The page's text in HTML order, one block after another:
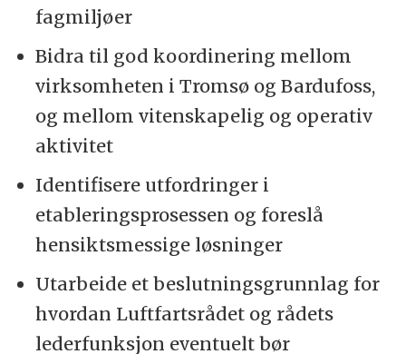
fagmiljøer
Bidra til god koordinering mellom
virksomheten i Tromsø og Bardufoss,
og mellom vitenskapelig og operativ
aktivitet
Identifisere utfordringer i
etableringsprosessen og foreslå
hensiktsmessige løsninger
Utarbeide et beslutningsgrunnlag for
hvordan Luftfartsrådet og rådets
lederfunksjon eventuelt bør